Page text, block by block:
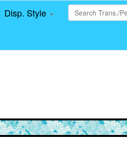
Disp. Style